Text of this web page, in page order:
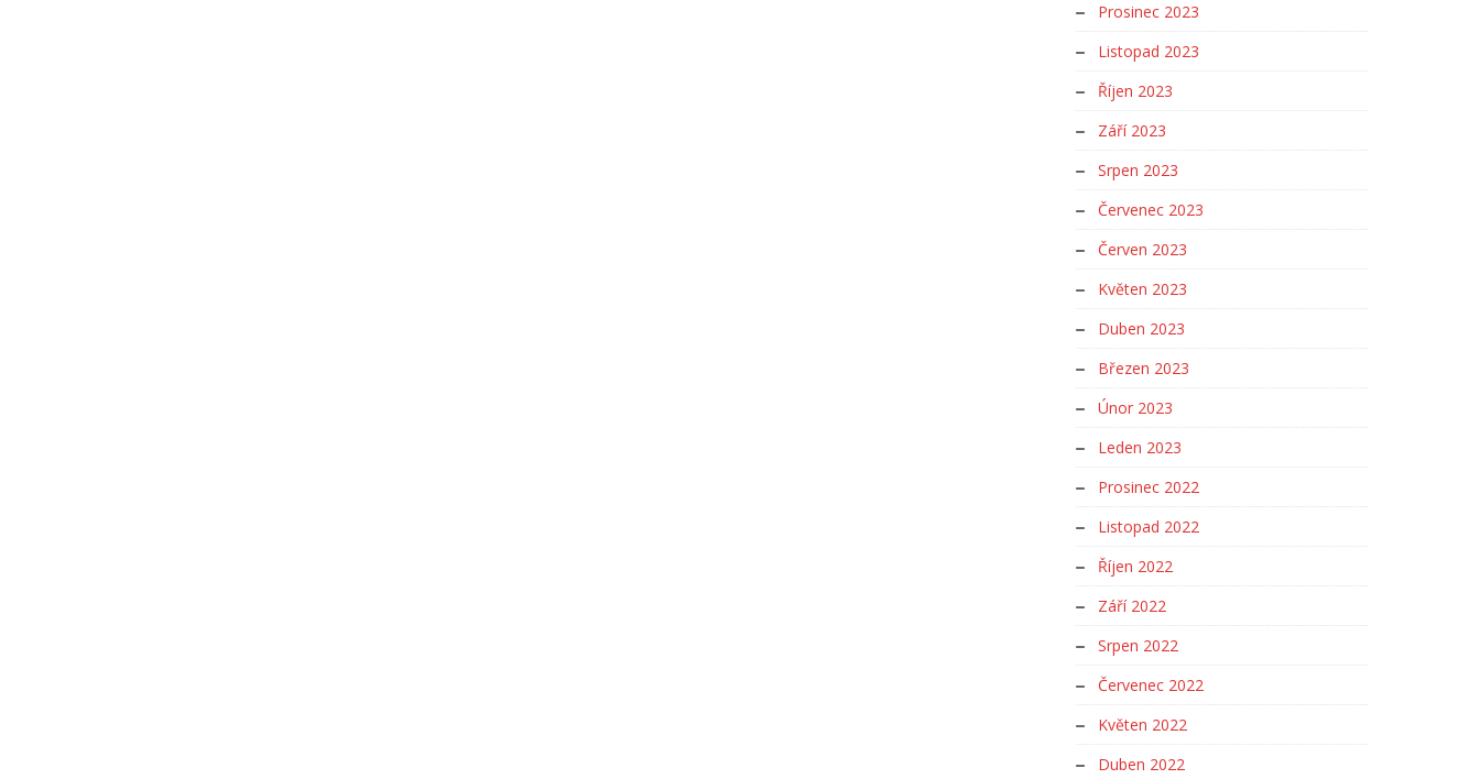
Prosinec 2023
Listopad 2023
Říjen 2023
Září 2023
Srpen 2023
Červenec 2023
Červen 2023
Květen 2023
Duben 2023
Březen 2023
Únor 2023
Leden 2023
Prosinec 2022
Listopad 2022
Říjen 2022
Září 2022
Srpen 2022
Červenec 2022
Květen 2022
Duben 2022